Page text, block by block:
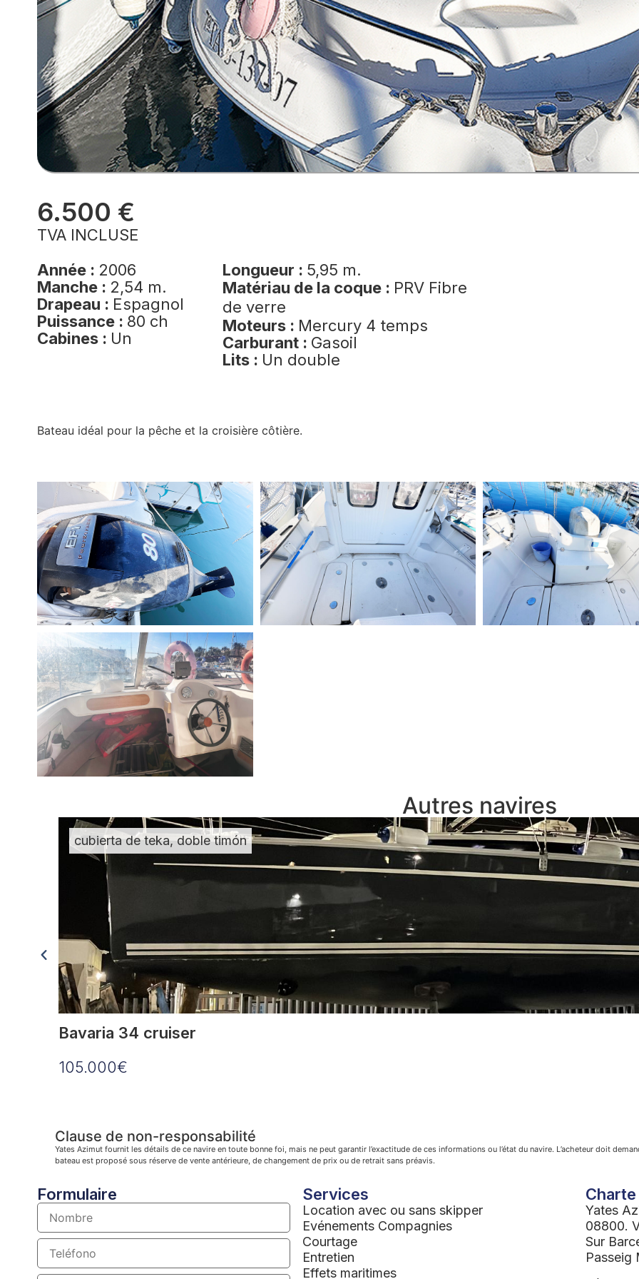
6.500 €
TVA INCLUSE
Année : 2006
Manche : 2,54 m.
Drapeau : Espagnol
Puissance : 80 ch
Cabines : Un
Longueur : 5,95 m.
Matériau de la coque : PRV Fibre
de verre
Moteurs : Mercury 4 temps
Carburant : Gasoil
Lits : Un double
Bateau idéal pour la pêche et la croisière côtière.
Autres navires
cubierta de teka, doble timón
Bavaria 34 cruiser
105.000€
Clause de non-responsabilité
Yates Azimut fournit les détails de ce navire en toute bonne foi, mais ne peut garantir l’exactitude de ces informations ou l’état du navire. L’acheteur doit
bateau est proposé sous réserve de vente antérieure, de changement de prix ou de retrait sans préavis.
Formulaire Services
Location avec ou sans skipper
Evénements Compagnies
Courtage
Entretien
Effets maritimes
Yates
08800.
Sur
Passeig